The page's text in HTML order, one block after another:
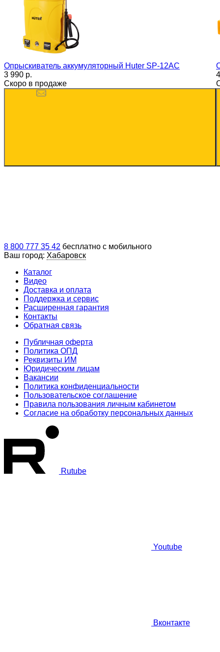
Опрыскиватель аккумуляторный Huter SP-12AC
3 990 p.
Скоро в продаже
8 800 777 35 42 бесплатно с мобильного
Ваш город: Хабаровск
Каталог
Видео
Доставка и оплата
Поддержка и сервис
Расширенная гарантия
Контакты
Обратная связь
Публичная оферта
Политика ОПД
Реквизиты ИМ
Юридическим лицам
Вакансии
Политика конфиденциальности
Пользовательское соглашение
Правила пользования личным кабинетом
Согласие на обработку персональных данных
Rutube
Youtube
Вконтакте